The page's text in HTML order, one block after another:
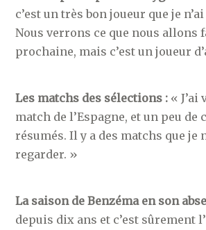
c’est un très bon joueur que je
Nous verrons ce que nous allons
prochaine, mais c’est un joueur
Les matchs des sélections : «
match de l’Espagne, et un peu de
résumés. Il y a des matchs que je
regarder. »
La saison de Benzéma en son
depuis dix ans et c’est sûrement